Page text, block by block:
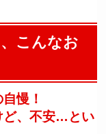
こんなお
慢！
ど、不安… とい